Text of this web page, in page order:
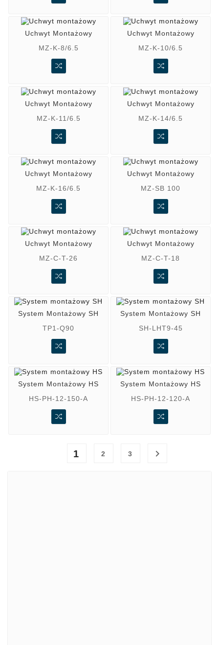
Uchwyt Montażowy
MZ-K-8/6.5
Uchwyt Montażowy
MZ-K-10/6.5
Uchwyt Montażowy
MZ-K-11/6.5
Uchwyt Montażowy
MZ-K-14/6.5
Uchwyt Montażowy
MZ-K-16/6.5
Uchwyt Montażowy
MZ-SB 100
Uchwyt Montażowy
MZ-C-T-26
Uchwyt Montażowy
MZ-C-T-18
System Montażowy SH
TP1-Q90
System Montażowy SH
SH-LHT9-45
System Montażowy HS
HS-PH-12-150-A
System Montażowy HS
HS-PH-12-120-A
1 2 3 